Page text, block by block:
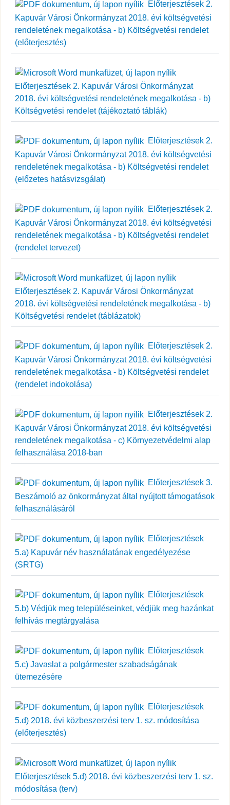
Előterjesztések 2.
Kapuvár Városi Önkormányzat 2018. évi költségvetési
rendeletének megalkotása - b) Költségvetési rendelet
(előterjesztés)
Előterjesztések 2. Kapuvár Városi Önkormányzat
2018. évi költségvetési rendeletének megalkotása - b)
Költségvetési rendelet (tájékoztató táblák)
Előterjesztések 2.
Kapuvár Városi Önkormányzat 2018. évi költségvetési
rendeletének megalkotása - b) Költségvetési rendelet
(előzetes hatásvizsgálat)
Előterjesztések 2.
Kapuvár Városi Önkormányzat 2018. évi költségvetési
rendeletének megalkotása - b) Költségvetési rendelet
(rendelet tervezet)
Előterjesztések 2. Kapuvár Városi Önkormányzat
2018. évi költségvetési rendeletének megalkotása - b)
Költségvetési rendelet (táblázatok)
Előterjesztések 2.
Kapuvár Városi Önkormányzat 2018. évi költségvetési
rendeletének megalkotása - b) Költségvetési rendelet
(rendelet indokolása)
Előterjesztések 2.
Kapuvár Városi Önkormányzat 2018. évi költségvetési
rendeletének megalkotása - c) Környezetvédelmi alap
felhasználása 2018-ban
Előterjesztések 3.
Beszámoló az önkormányzat által nyújtott támogatások
felhasználásáról
Előterjesztések
5.a) Kapuvár név használatának engedélyezése
(SRTG)
Előterjesztések
5.b) Védjük meg településeinket, védjük meg hazánkat
felhívás megtárgyalása
Előterjesztések
5.c) Javaslat a polgármester szabadságának
ütemezésére
Előterjesztések
5.d) 2018. évi közbeszerzési terv 1. sz. módosítása
(előterjesztés)
Előterjesztések 5.d) 2018. évi közbeszerzési terv 1. sz.
módosítása (terv)